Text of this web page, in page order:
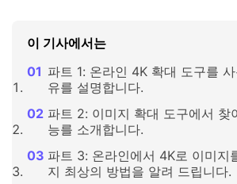
이 기사에서는
파트 1: 온라인 4K 확대 도구를
유를 설명합니다.
파트 2: 이미지 확대 도구에서 찾
능를 소개합니다.
파트 3: 온라인에서 4K로 이미지
지 최상의 방법을 알려 드립니다.